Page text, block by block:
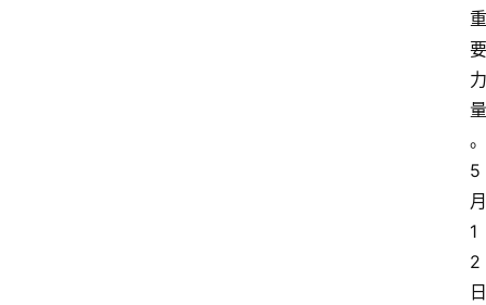
重
要
力
量
。
5
月
1
2
日